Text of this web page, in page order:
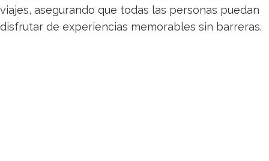
viajes, asegurando que todas las personas puedan
disfrutar de experiencias memorables sin barreras.